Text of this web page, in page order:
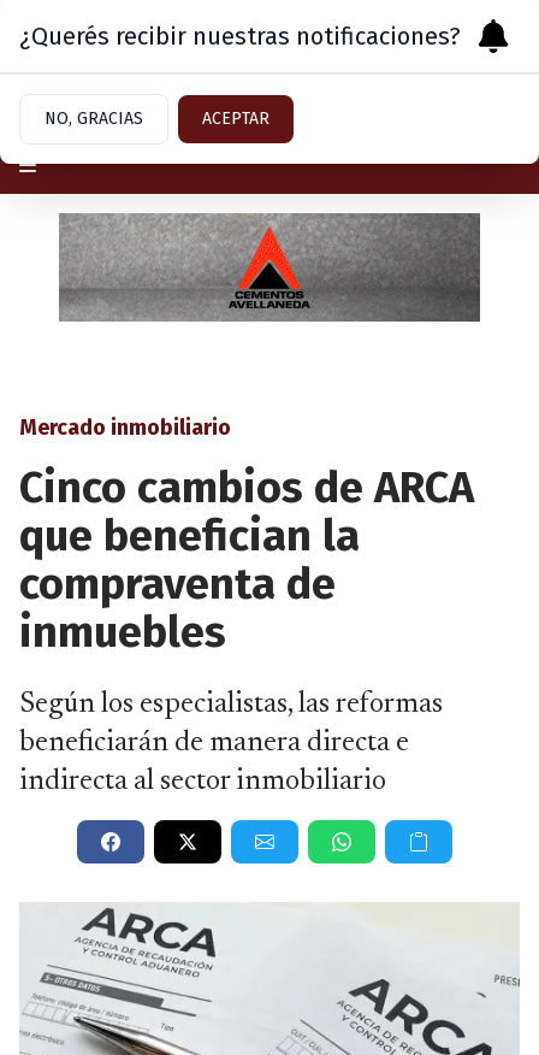
Lunes 10 de Agosto
Mercado inmobiliario
Cinco cambios de ARCA
que benefician la
compraventa de
inmuebles
Según los especialistas, las reformas
beneficiarán de manera directa e
indirecta al sector inmobiliario
¿Querés recibir nuestras notificaciones?
NO, GRACIAS ACEPTAR